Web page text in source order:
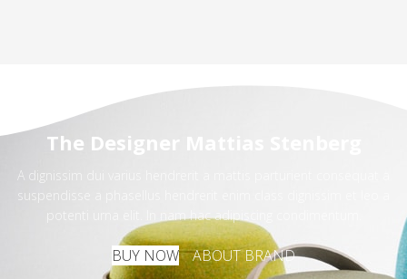
The Designer Mattias Stenberg
A dignissim dui varius hendrerit a mattis parturient consequat a
suspendisse a phasellus hendrerit enim class dignissim et leo a
potenti urna elit. In nam hac adipiscing condimentum.
BUY NOW ABOUT BRAND